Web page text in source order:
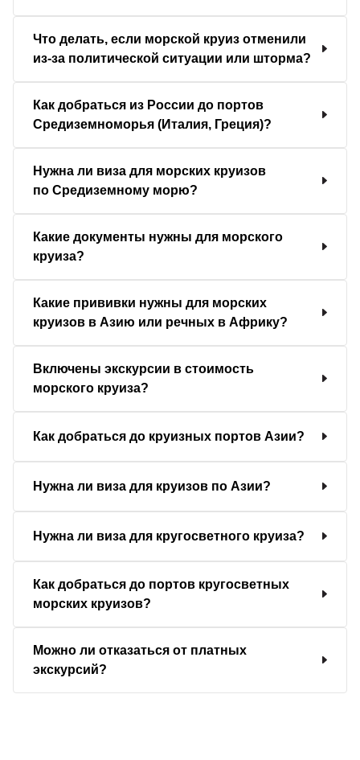
Что делать, если морской круиз отменили
из-за политической ситуации или шторма?
Как добраться из России до портов
Средиземноморья (Италия, Греция)?
Нужна ли виза для морских круизов
по Средиземному морю?
Какие документы нужны для морского
круиза?
Какие прививки нужны для морских
круизов в Азию или речных в Африку?
Включены экскурсии в стоимость
морского круиза?
Как добраться до круизных портов Азии?
Нужна ли виза для круизов по Азии?
Нужна ли виза для кругосветного круиза?
Как добраться до портов кругосветных
морских круизов?
Можно ли отказаться от платных
экскурсий?